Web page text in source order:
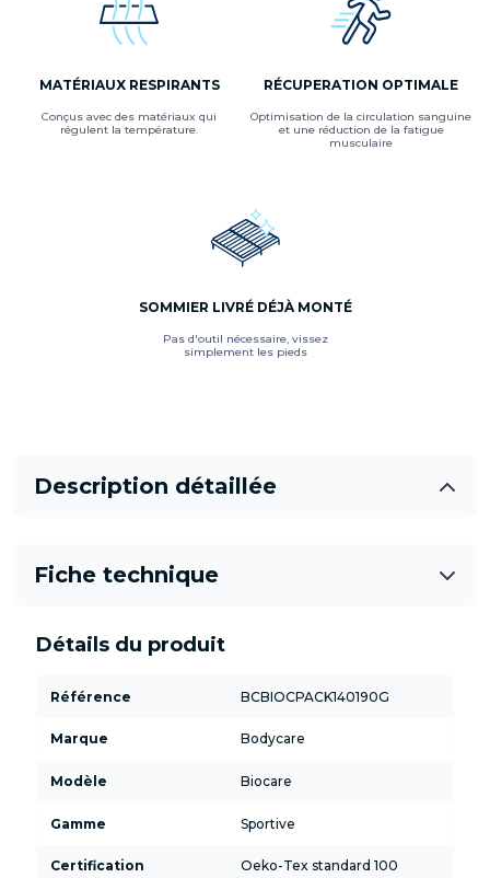
MATÉRIAUX RESPIRANTS
Conçus avec des matériaux qui
régulent la température.
RÉCUPERATION OPTIMALE
Optimisation de la circulation sanguine
et une réduction de la fatigue
musculaire
SOMMIER LIVRÉ DÉJÀ MONTÉ
Pas d'outil nécessaire, vissez
simplement les pieds
Description détaillée
Fiche technique
Détails du produit
Référence BCBIOCPACK140190G
Marque Bodycare
Modèle Biocare
Gamme Sportive
Certification Oeko-Tex standard 100